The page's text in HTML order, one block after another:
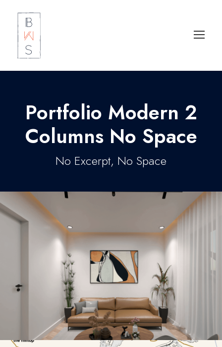
Portfolio Modern 2
Columns No Space
No Excerpt, No Space
Bureaux Sefrou